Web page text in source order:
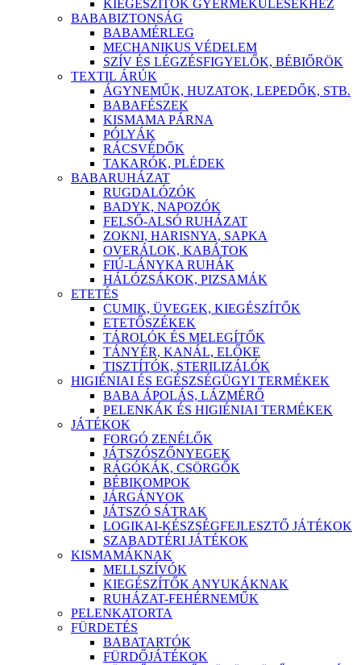
KIEGÉSZÍTŐK GYERMEKÜLÉSEKHEZ
BABABIZTONSÁG
BABAMÉRLEG
MECHANIKUS VÉDELEM
SZÍV ÉS LÉGZÉSFIGYELŐK, BÉBIŐRÖK
TEXTIL ÁRÚK
ÁGYNEMŰK, HUZATOK, LEPEDŐK, STB.
BABAFÉSZEK
KISMAMA PÁRNA
PÓLYÁK
RÁCSVÉDŐK
TAKARÓK, PLÉDEK
BABARUHÁZAT
RUGDALÓZÓK
BADYK, NAPOZÓK
FELSŐ-ALSÓ RUHÁZAT
ZOKNI, HARISNYA, SAPKA
OVERÁLOK, KABÁTOK
FIÚ-LÁNYKA RUHÁK
HÁLÓZSÁKOK, PIZSAMÁK
ETETÉS
CUMIK, ÜVEGEK, KIEGÉSZÍTŐK
ETETŐSZÉKEK
TÁROLÓK ÉS MELEGÍTŐK
TÁNYÉR, KANÁL, ELŐKE
TISZTÍTÓK, STERILIZÁLÓK
HIGIÉNIAI ÉS EGÉSZSÉGÜGYI TERMÉKEK
BABA ÁPOLÁS, LÁZMÉRŐ
PELENKÁK ÉS HIGIÉNIAI TERMÉKEK
JÁTÉKOK
FORGÓ ZENÉLŐK
JÁTSZÓSZŐNYEGEK
RÁGÓKÁK, CSÖRGŐK
BÉBIKOMPOK
JÁRGÁNYOK
JÁTSZÓ SÁTRAK
LOGIKAI-KÉSZSÉGFEJLESZTŐ JÁTÉKOK
SZABADTÉRI JÁTÉKOK
KISMAMÁKNAK
MELLSZÍVÓK
KIEGÉSZÍTŐK ANYUKÁKNAK
RUHÁZAT-FEHÉRNEMŰK
PELENKATORTA
FÜRDETÉS
BABATARTÓK
FÜRDŐJÁTÉKOK